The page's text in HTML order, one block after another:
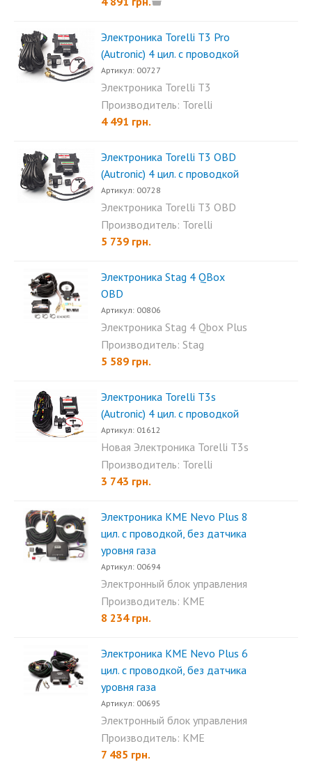
Электроника Torelli T3 Pro
(Autronic) 4 цил. с проводкой
Артикул: 00727
Электроника Torelli T3
(Autronic) 4 цил. - это...
Производитель: Torelli
4 491 грн.
Электроника Torelli T3 OBD
(Autronic) 4 цил. с проводкой
Артикул: 00728
Электроника Torelli T3 OBD
(Autronic) 4 цил - это...
Производитель: Torelli
5 739 грн.
Электроника Stag 4 QBox
OBD
Артикул: 00806
Электроника Stag 4 Qbox Plus
(OBD) - это инновационный...
Производитель: Stag
5 589 грн.
Электроника Torelli T3s
(Autronic) 4 цил. с проводкой
Артикул: 01612
Новая Электроника Torelli T3s
разработана...
Производитель: Torelli
3 743 грн.
Электроника KME Nevo Plus 8
цил. c проводкой, без датчика
уровня газа
Артикул: 00694
Электронный блок управления
гбо KME Nevo 8 plus с...
Производитель: KME
8 234 грн.
Электроника KME Nevo Plus 6
цил. c проводкой, без датчика
уровня газа
Артикул: 00695
Электронный блок управления
гбо KME Nevo 6 plus с...
Производитель: KME
7 485 грн.